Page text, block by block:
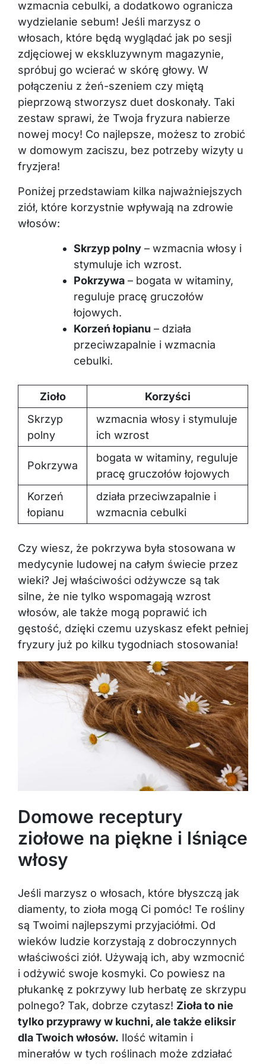
wzmacnia cebulki, a dodatkowo ogranicza
wydzielanie sebum! Jeśli marzysz o
włosach, które będą wyglądać jak po sesji
zdjęciowej w ekskluzywnym magazynie,
spróbuj go wcierać w skórę głowy. W
połączeniu z żeń-szeniem czy miętą
pieprzową stworzysz duet doskonały. Taki
zestaw sprawi, że Twoja fryzura nabierze
nowej mocy! Co najlepsze, możesz to zrobić
w domowym zaciszu, bez potrzeby wizyty u
fryzjera!
Poniżej przedstawiam kilka najważniejszych
ziół, które korzystnie wpływają na zdrowie
włosów:
Skrzyp polny – wzmacnia włosy i
stymuluje ich wzrost.
Pokrzywa – bogata w witaminy,
reguluje pracę gruczołów
łojowych.
Korzeń łopianu – działa
przeciwzapalnie i wzmacnia
cebulki.
Zioło
Korzyści
Skrzyp
polny
wzmacnia włosy i stymuluje
ich wzrost
Pokrzywa
bogata w witaminy, reguluje
pracę gruczołów łojowych
Korzeń
łopianu
działa przeciwzapalnie i
wzmacnia cebulki
Czy wiesz, że pokrzywa była stosowana w
medycynie ludowej na całym świecie przez
wieki? Jej właściwości odżywcze są tak
silne, że nie tylko wspomagają wzrost
włosów, ale także mogą poprawić ich
gęstość, dzięki czemu uzyskasz efekt pełniej
fryzury już po kilku tygodniach stosowania!
Domowe receptury
ziołowe na piękne i lśniące
włosy
Jeśli marzysz o włosach, które błyszczą jak
diamenty, to zioła mogą Ci pomóc! Te rośliny
są Twoimi najlepszymi przyjaciółmi. Od
wieków ludzie korzystają z dobroczynnych
właściwości ziół. Używają ich, aby wzmocnić
i odżywić swoje kosmyki. Co powiesz na
płukankę z pokrzywy lub herbatę ze skrzypu
polnego? Tak, dobrze czytasz! Zioła to nie
tylko przyprawy w kuchni, ale także eliksir
dla Twoich włosów. Ilość witamin i
minerałów w tych roślinach może zdziałać